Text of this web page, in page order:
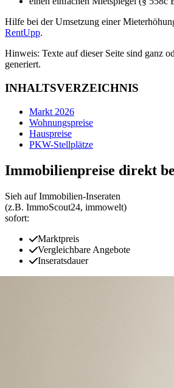
Hilfe bei der Umsetzung einer
RentUpp.
Hinweis: Texte auf dieser Seite sind ganz
generiert.
INHALTSVERZEICHNIS
Markt 2026
Wohnungspreise
Hauspreise
PKW-Stellplätze
Immobilienpreise direkt
Sieh auf Immobilien‑Inseraten
(z.B. ImmoScout24, immowelt)
sofort:
Marktpreis
Vergleichbare Angebote
Inseratsdauer